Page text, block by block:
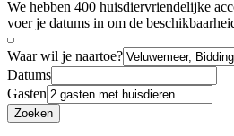
We hebben 400 huisdiervriendelijke
voer je datums in om de
Waar wil je naartoe?
Datums
Gasten
Zoeken